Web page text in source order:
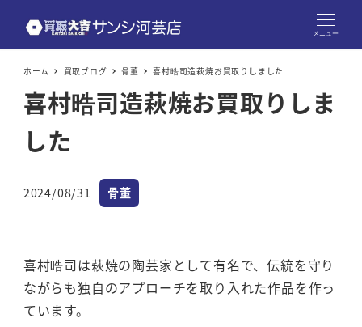
メニュー
ホーム 買取ブログ 骨董 喜村晧司造萩焼お買取りしました
喜村晧司造萩焼お買取りしま
した
投稿日
2024/08/31 カテゴリー
骨董
喜村晧司は萩焼の陶芸家として有名で、伝統を守り
ながらも独自のアプローチを取り入れた作品を作っ
ています。